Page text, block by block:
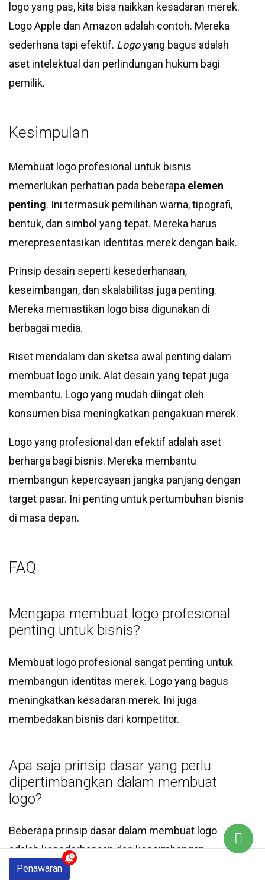
Penawaran
logo yang pas, kita bisa naikkan kesadaran merek.
Logo Apple dan Amazon adalah contoh. Mereka
sederhana tapi efektif. Logoyang bagus adalah
aset intelektual dan perlindungan hukum bagi
pemilik.
Kesimpulan
Membuat logo profesional untuk bisnis
memerlukan perhatian pada beberapa elemen
penting. Ini termasuk pemilihan warna, tipografi,
bentuk, dan simbol yang tepat. Mereka harus
merepresentasikan identitas merek dengan baik.
Prinsip desain seperti kesederhanaan,
keseimbangan, dan skalabilitas juga penting.
Mereka memastikan logo bisa digunakan di
berbagai media.
Riset mendalam dan sketsa awal penting dalam
membuat logo unik. Alat desain yang tepat juga
membantu. Logo yang mudah diingat oleh
konsumen bisa meningkatkan pengakuan merek.
Logo yang profesional dan efektif adalah aset
berharga bagi bisnis. Mereka membantu
membangun kepercayaan jangka panjang dengan
target pasar. Ini penting untuk pertumbuhan bisnis
di masa depan.
FAQ
Mengapa membuat logo profesional
penting untuk bisnis?
Membuat logo profesional sangat penting untuk
membangun identitas merek. Logo yang bagus
meningkatkan kesadaran merek. Ini juga
membedakan bisnis dari kompetitor.
Apa saja prinsip dasar yang perlu
dipertimbangkan dalam membuat
logo?
Beberapa prinsip dasar dalam membuat logo
adalah kesederhanaan dan keseimbangan.
Penting juga untuk mempertimbangkan